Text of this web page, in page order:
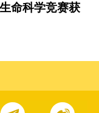
命科学竞赛获